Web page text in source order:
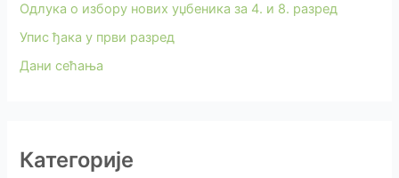
Одлука о избору нових уџбеника за 4. и 8. разред
Упис ђака у први разред
Дани сећања
Категорије